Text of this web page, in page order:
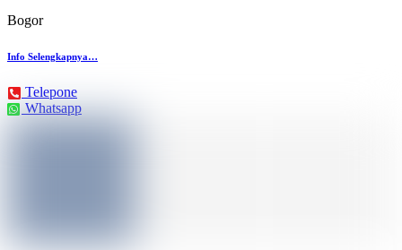
Bogor
Info Selengkapnya…
Telepone
Whatsapp